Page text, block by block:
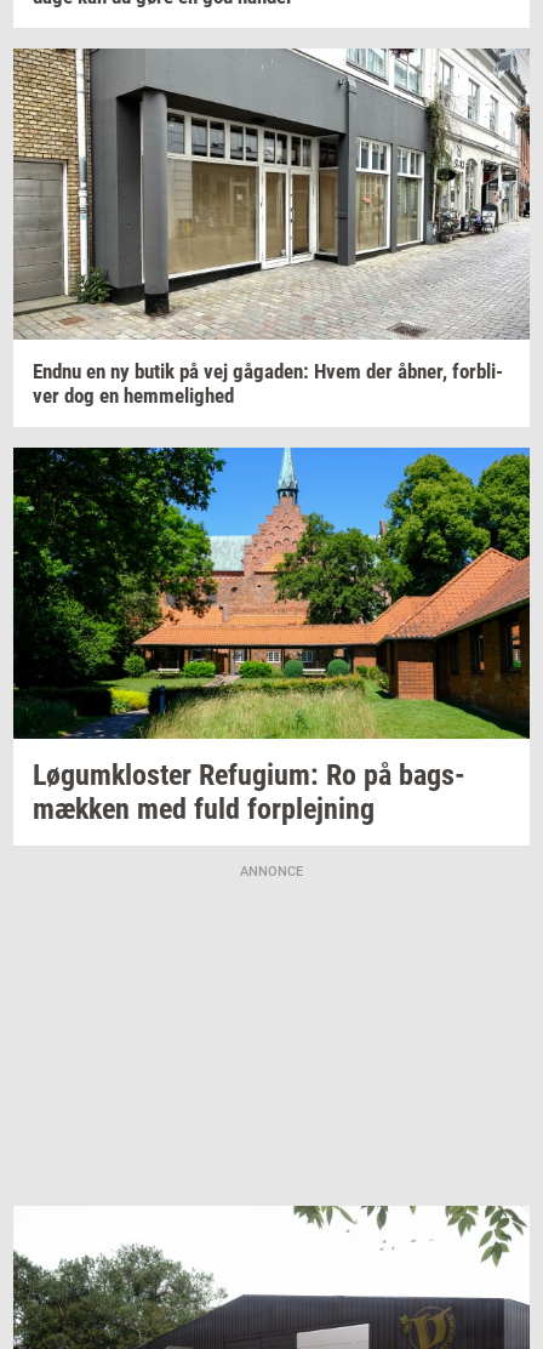
Endnu en ny butik på vej gå­ga­den: Hvem der åbner, for­bli­
ver dog en hem­me­lig­hed
Løgum­klo­ster Re­fu­gi­um: Ro på bags­
mæk­ken med fuld for­plej­ning
ANNONCE